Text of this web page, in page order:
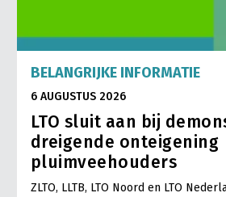
BELANGRIJKE INFORMATIE
6 AUGUSTUS 2026
LTO sluit aan bij
dreigende onteigening
pluimveehouders
ZLTO, LLTB, LTO Noord en LTO